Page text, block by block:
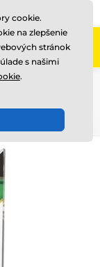
+421220255160
cookie.
na zlepšenie
stránok
s našimi
.